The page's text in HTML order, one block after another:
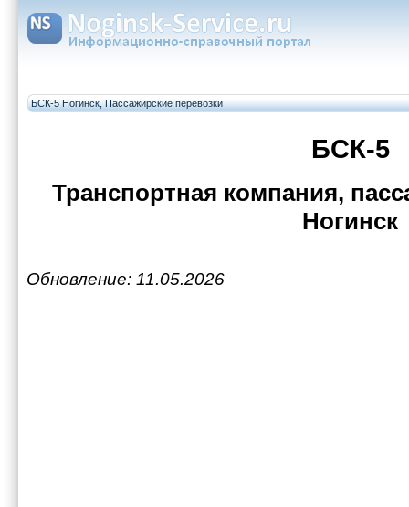
БСК-5 Ногинск, Пассажирские перевозки
БСК-5
Транспортная компания,
Ногинск
Обновление: 11.05.2026